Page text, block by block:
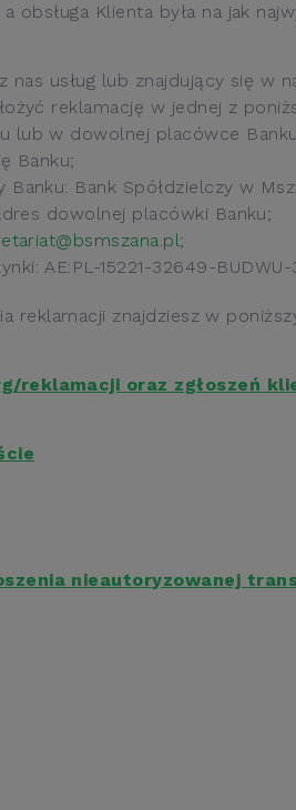
obsługa Klienta była na jak
usług lub znajdujący się w
reklamację w jednej z
lub w dowolnej placówce
Banku;
Bank Spółdzielczy w
dowolnej placówki Banku;
;
AE:PL-15221-32649-BUDWU-
reklamacji znajdziesz w
reklamacji oraz zgłoszeń
nieautoryzowanej